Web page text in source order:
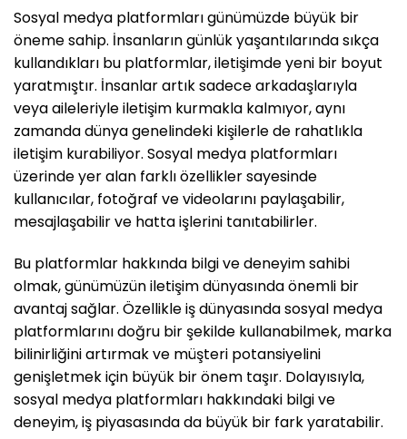
Sosyal medya platformları günümüzde büyük bir
öneme sahip. İnsanların günlük yaşantılarında sıkça
kullandıkları bu platformlar, iletişimde yeni bir boyut
yaratmıştır. İnsanlar artık sadece arkadaşlarıyla
veya aileleriyle iletişim kurmakla kalmıyor, aynı
zamanda dünya genelindeki kişilerle de rahatlıkla
iletişim kurabiliyor. Sosyal medya platformları
üzerinde yer alan farklı özellikler sayesinde
kullanıcılar, fotoğraf ve videolarını paylaşabilir,
mesajlaşabilir ve hatta işlerini tanıtabilirler.
Bu platformlar hakkında bilgi ve deneyim sahibi
olmak, günümüzün iletişim dünyasında önemli bir
avantaj sağlar. Özellikle iş dünyasında sosyal medya
platformlarını doğru bir şekilde kullanabilmek, marka
bilinirliğini artırmak ve müşteri potansiyelini
genişletmek için büyük bir önem taşır. Dolayısıyla,
sosyal medya platformları hakkındaki bilgi ve
deneyim, iş piyasasında da büyük bir fark yaratabilir.